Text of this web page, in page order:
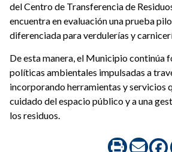
del Centro de Transferencia de
encuentra en evaluación una prueba
diferenciada para verdulerías y
De esta manera, el Municipio continúa
políticas ambientales impulsadas a
incorporando herramientas y servicios
cuidado del espacio público y a una
los residuos.